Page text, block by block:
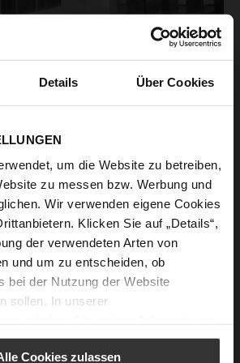
Details Über Cookies
um die Website zu betreiben,
zu messen bzw. Werbung und
Wir verwenden eigene Cookies
Klicken Sie auf „Details“,
der verwendeten Arten von
und um zu entscheiden, ob
bei der Nutzung der Website
sollen. In unserer
Cookies zulassen
Company